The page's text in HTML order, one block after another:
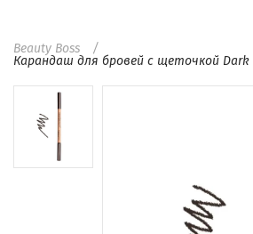
Beauty Boss
Карандаш для бровей с щеточкой Dark